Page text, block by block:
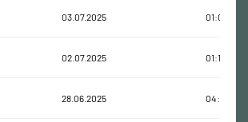
03.07.2025 01:03:10
02.07.2025 01:11:46
28.06.2025 04:19:47